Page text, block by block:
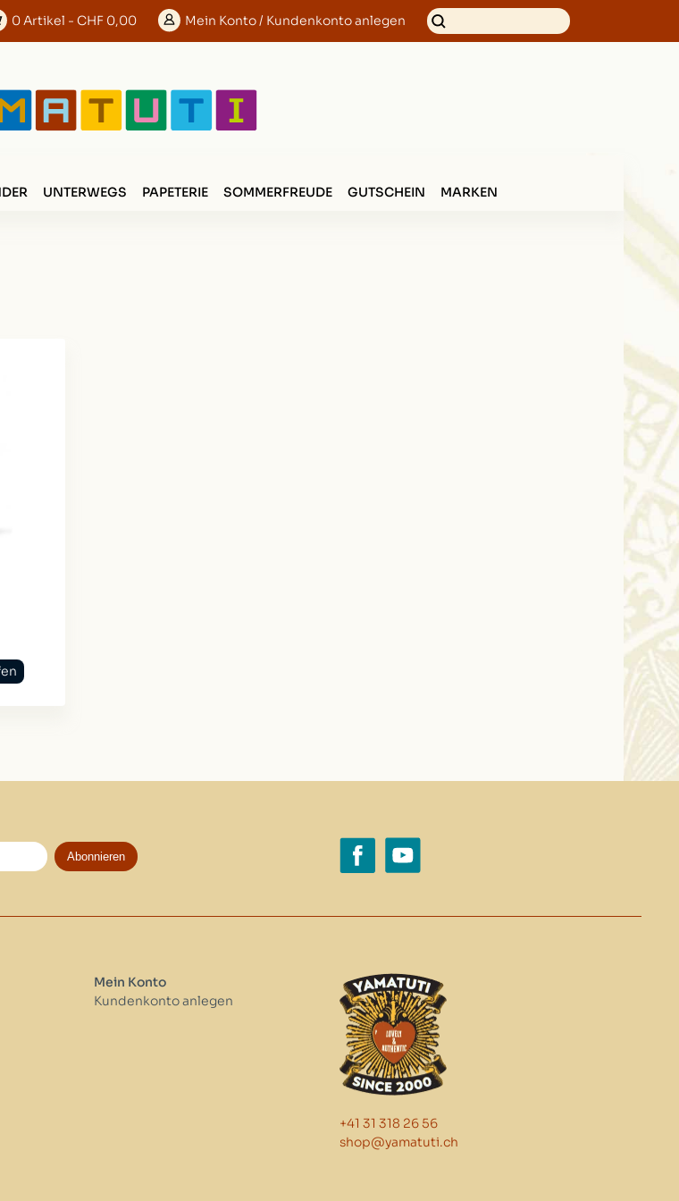
0Artikel - CHF 0,00 Mein Konto/ Kundenkonto anlegen
UNTERWEGS PAPETERIE SOMMERFREUDE GUTSCHEIN MARKEN
Abonnieren
Mein Konto
Kundenkonto anlegen
+41 31 318 26 56
shop@yamatuti.ch